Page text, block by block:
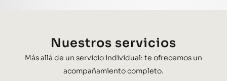
Nuestros servicios
Más allá de un servicio individual: te ofrecemos un
acompañamiento completo.